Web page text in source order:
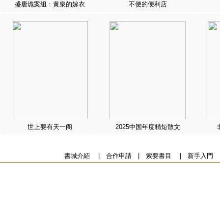
盛唐诡案组：黄泉的嫁衣 不便的便利店
世上要有天一阁 2025中国年度精短散文
書城介紹 合作申請| 索要書目 新手入門